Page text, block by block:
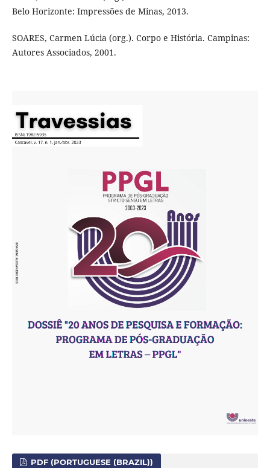
Belo Horizonte: Impressões de Minas, 2013.
SOARES, Carmen Lúcia (org.). Corpo e História. Campinas:
Autores Associados, 2001.
PDF (PORTUGUESE (BRAZIL))